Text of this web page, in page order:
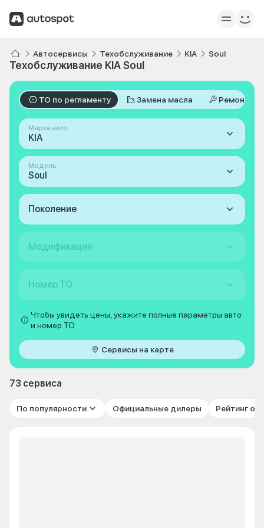
Автосервисы Техобслуживание KIA Soul
Техобслуживание KIA Soul
ТО по регламенту Замена масла Ремонт
Марка авто
KIA
Модель
Soul
Поколение
Модификация
Номер ТО
Чтобы увидеть цены, укажите полные параметры авто
и номер ТО
Сервисы на карте
73 сервиса
По популярности Официальные дилеры Рейтинг